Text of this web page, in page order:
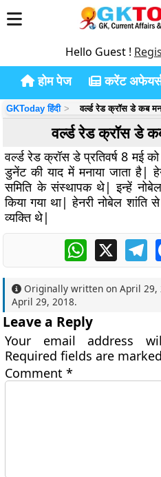
Hello Guest !
होम पेज करेंट अफेयर्स
GKToday हिंदी वर्ल्ड रेड क्रॉस डे कब
वर्ल्ड रेड क्रॉस डे
वर्ल्ड रेड क्रॉस डे प्रतिवर्ष 8 मई
डुनेंट की याद में मनाया जाता है|
समिति के संस्थापक थे| इन्हें नोबेल
किया गया था| हेनरी नोबेल शांति
व्यक्ति थे|
WhatsApp
X
Originally written onApril 29,
April 29, 2018.
Leave a Reply
Your email address
Required fields are
Comment*